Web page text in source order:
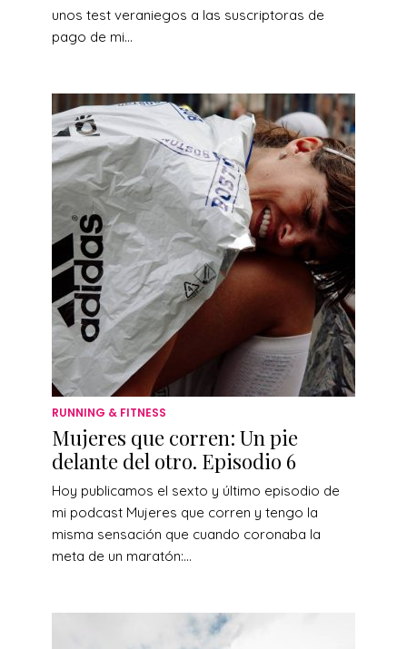
unos test veraniegos a las suscriptoras de
pago de mi...
RUNNING & FITNESS
Mujeres que corren: Un pie
delante del otro. Episodio 6
Hoy publicamos el sexto y último episodio de
mi podcast Mujeres que corren y tengo la
misma sensación que cuando coronaba la
meta de un maratón:...